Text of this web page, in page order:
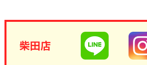
柴田店